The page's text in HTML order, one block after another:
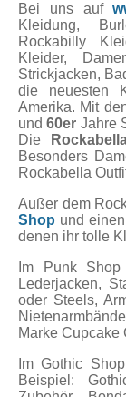
Bei uns auf
Kleidung,
Rockabilly
Kleider,
Strickjacken,
die neuesten
Amerika. Mit
und60er Jahre
Die
Besonders
Rockabella
Außer dem
Shop und einen
denen ihr tolle
Im Punk
Lederjacken,
oder Steels,
Marke Cupcake
Im Gothic
Beispiel: